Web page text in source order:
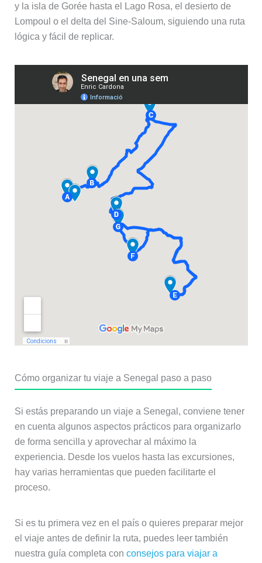
y la isla de Gorée hasta el Lago Rosa, el desierto de
Lompoul o el delta del Sine-Saloum, siguiendo una ruta
lógica y fácil de replicar.
Cómo organizar tu viaje a Senegal paso a paso
Si estás preparando un viaje a Senegal, conviene tener
en cuenta algunos aspectos prácticos para organizarlo
de forma sencilla y aprovechar al máximo la
experiencia. Desde los vuelos hasta las excursiones,
hay varias herramientas que pueden facilitarte el
proceso.
Si es tu primera vez en el país o quieres preparar mejor
el viaje antes de definir la ruta, puedes leer también
nuestra guía completa con consejos para viajar a